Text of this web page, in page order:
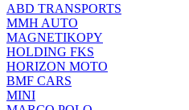
ABD TRANSPORTS
MMH AUTO
MAGNETIKOPY
HOLDING FKS
HORIZON MOTO
BMF CARS
MINI